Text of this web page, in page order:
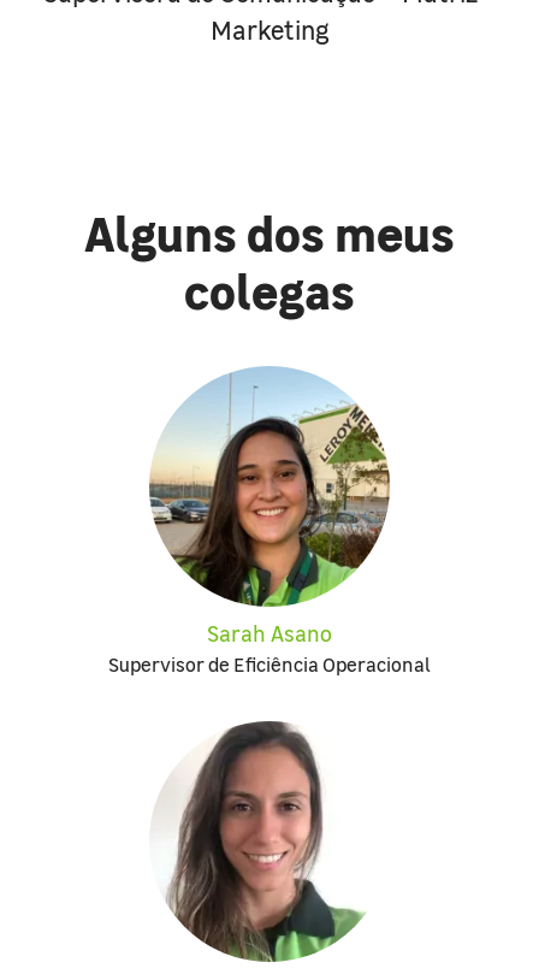
Marketing
Alguns dos meus
colegas
Sarah Asano
Supervisor de Eficiência Operacional